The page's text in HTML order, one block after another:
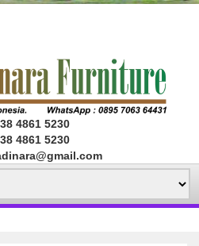
4861 5230
4861 5230